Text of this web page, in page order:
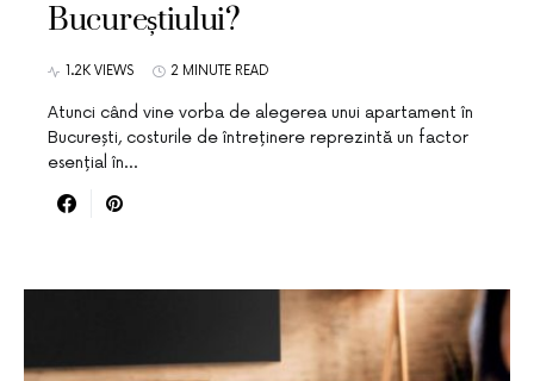
Bucureștiului?
1.2K VIEWS 2 MINUTE READ
Atunci când vine vorba de alegerea unui apartament în
București, costurile de întreținere reprezintă un factor
esențial în…